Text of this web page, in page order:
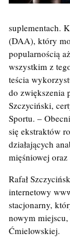
suplementach.
(DAA), który
popularnością
wszystkim z
teścia
do zwiększenia
Szczyciński,
Sportu. –
się ekstraktów
działających
mięśniowej oraz
Rafał
internetowy
stacjonarny,
nowym
Ćmielowskiej.